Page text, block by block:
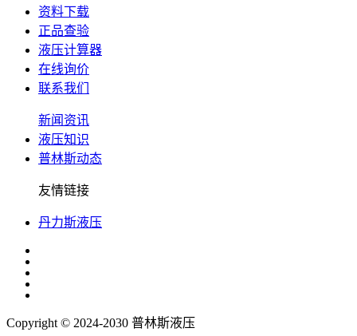
资料下载
正品查验
液压计算器
在线询价
联系我们
新闻资讯
液压知识
普林斯动态
友情链接
丹力斯液压
Copyright © 2024-2030 普林斯液压